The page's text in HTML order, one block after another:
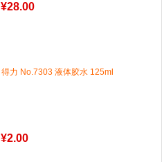
¥28.00
得力 No.7303 液体胶水 125ml
¥2.00